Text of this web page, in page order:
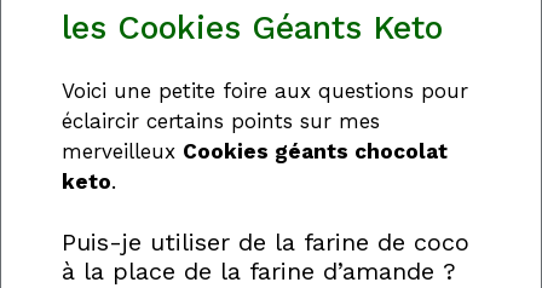
les Cookies Géants Keto
Voici une petite foire aux questions pour
éclaircir certains points sur mes
merveilleux Cookies géants chocolat
keto.
Puis-je utiliser de la farine de coco
à la place de la farine d’amande ?